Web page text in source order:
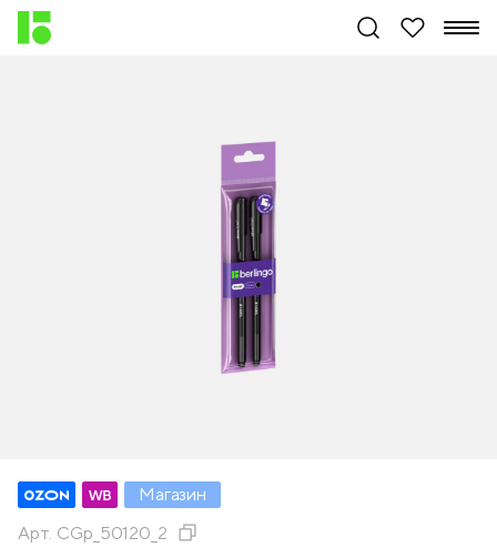
Магазин
Арт. CGp_50120_2